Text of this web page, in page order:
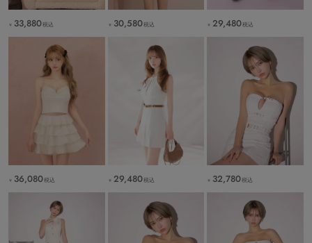
￥ 33,880税込 ￥ 30,580税込 ￥ 29,480税込
￥ 36,080税込 ￥ 29,480税込 ￥ 32,780税込